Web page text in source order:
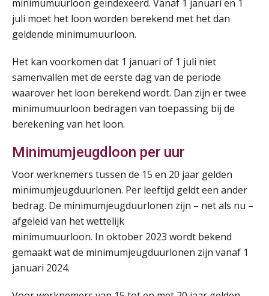
minimumuurloon geïndexeerd. Vanaf 1 januari en 1
juli moet het loon worden berekend met het dan
geldende minimumuurloon.
Het kan voorkomen dat 1 januari of 1 juli niet
samenvallen met de eerste dag van de periode
waarover het loon berekend wordt. Dan zijn er twee
minimumuurloon bedragen van toepassing bij de
berekening van het loon.
Minimumjeugdloon per uur
Voor werknemers tussen de 15 en 20 jaar gelden
minimumjeugduurlonen. Per leeftijd geldt een ander
bedrag. De minimumjeugduurlonen zijn – net als nu –
afgeleid van het wettelijk
minimumuurloon. In oktober 2023 wordt bekend
gemaakt wat de minimumjeugduurlonen zijn vanaf 1
januari 2024.